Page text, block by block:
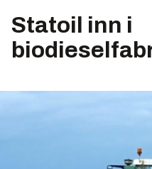
Statoil inn i